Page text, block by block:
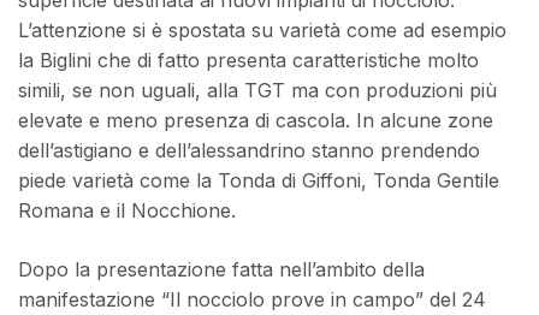
L’attenzione si è spostata su varietà come ad esempio
la Biglini che di fatto presenta caratteristiche molto
simili, se non uguali, alla TGT ma con produzioni più
elevate e meno presenza di cascola. In alcune zone
dell’astigiano e dell’alessandrino stanno prendendo
piede varietà come la Tonda di Giffoni, Tonda Gentile
Romana e il Nocchione.
Dopo la presentazione fatta nell’ambito della
manifestazione “Il nocciolo prove in campo” del 24